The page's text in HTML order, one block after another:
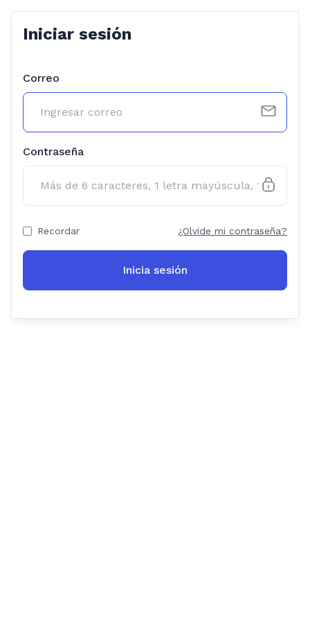
Iniciar sesión
Correo
Contraseña
Recordar ¿Olvide mi contraseña?